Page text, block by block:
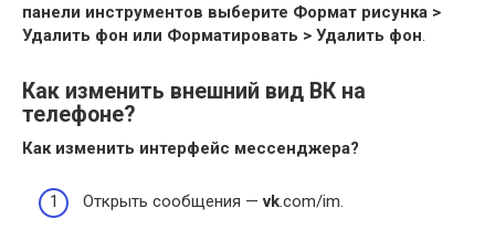
панели инструментов выберите Формат рисунка >
Удалить фон или Форматировать > Удалить фон.
Как изменить внешний вид ВК на
телефоне?
Как изменить интерфейс мессенджера?
Открыть сообщения —vk.com/im.